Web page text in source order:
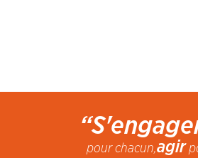
pour chacun,agir